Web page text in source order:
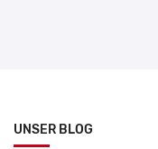
UNSER BLOG